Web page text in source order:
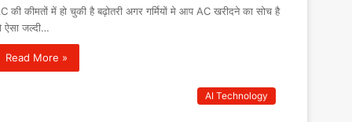
की कीमतों में हो चुकी है बढ़ोतरी अगर गर्मियों मे आप AC खरीदने का सोच है
ऐसा जल्दी…
Read More »
AI Technology